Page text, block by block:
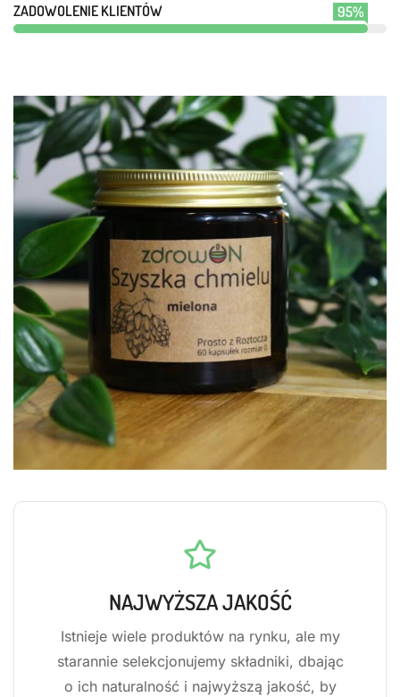
ZADOWOLENIE KLIENTÓW 95%
NAJWYŻSZA JAKOŚĆ
Istnieje wiele produktów na rynku, ale my
starannie selekcjonujemy składniki, dbając
o ich naturalność i najwyższą jakość, by